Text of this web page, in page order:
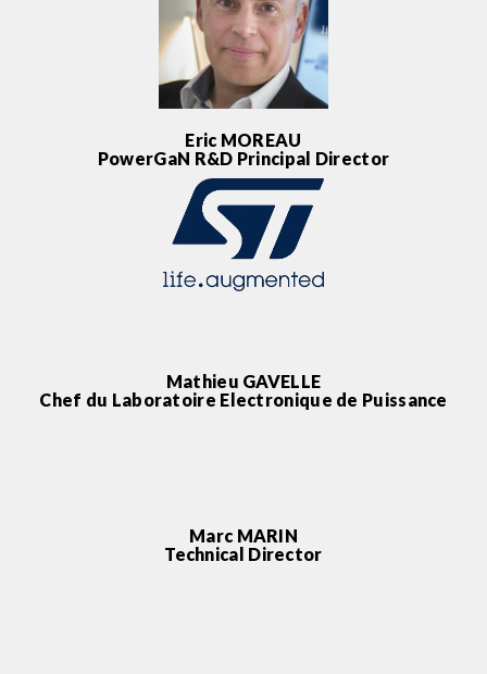
Eric MOREAU
PowerGaN R&D Principal Director
Mathieu GAVELLE
Chef du Laboratoire Electronique de Puissance
Marc MARIN
Technical Director